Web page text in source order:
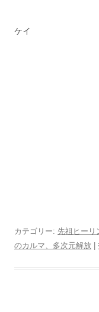
ケイ
カテゴリー: 先祖ヒーリ
のカルマ、多次元解放 |